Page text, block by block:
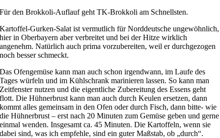
Für den Brokkoli-Auflauf geht TK-Brokkoli am Schnellsten.
Kartoffel-Gurken-Salat ist vermutlich für Norddeutsche ungewöhnlich,
hier in Oberbayern aber verbreitet und bei der Hitze wirklich
angenehm. Natürlich auch prima vorzubereiten, weil er durchgezogen
noch besser schmeckt.
Das Ofengemüse kann man auch schon irgendwann, im Laufe des
Tages würfeln und im Kühlschrank marinieren lassen. So kann man
Zeitfenster nutzen und die eigentliche Zubereitung des Essens geht
flott. Die Hühnerbrust kann man auch durch Keulen ersetzen, dann
kommt alles gemeinsam in den Ofen oder durch Fisch, dann bitte- wie
die Hühnerbrust – erst nach 20 Minuten zum Gemüse geben und gerne
einmal wenden. Insgesamt ca. 45 Minuten. Die Kartoffeln, wenn sie
dabei sind, was ich empfehle, sind ein guter Maßstab, ob „durch“.